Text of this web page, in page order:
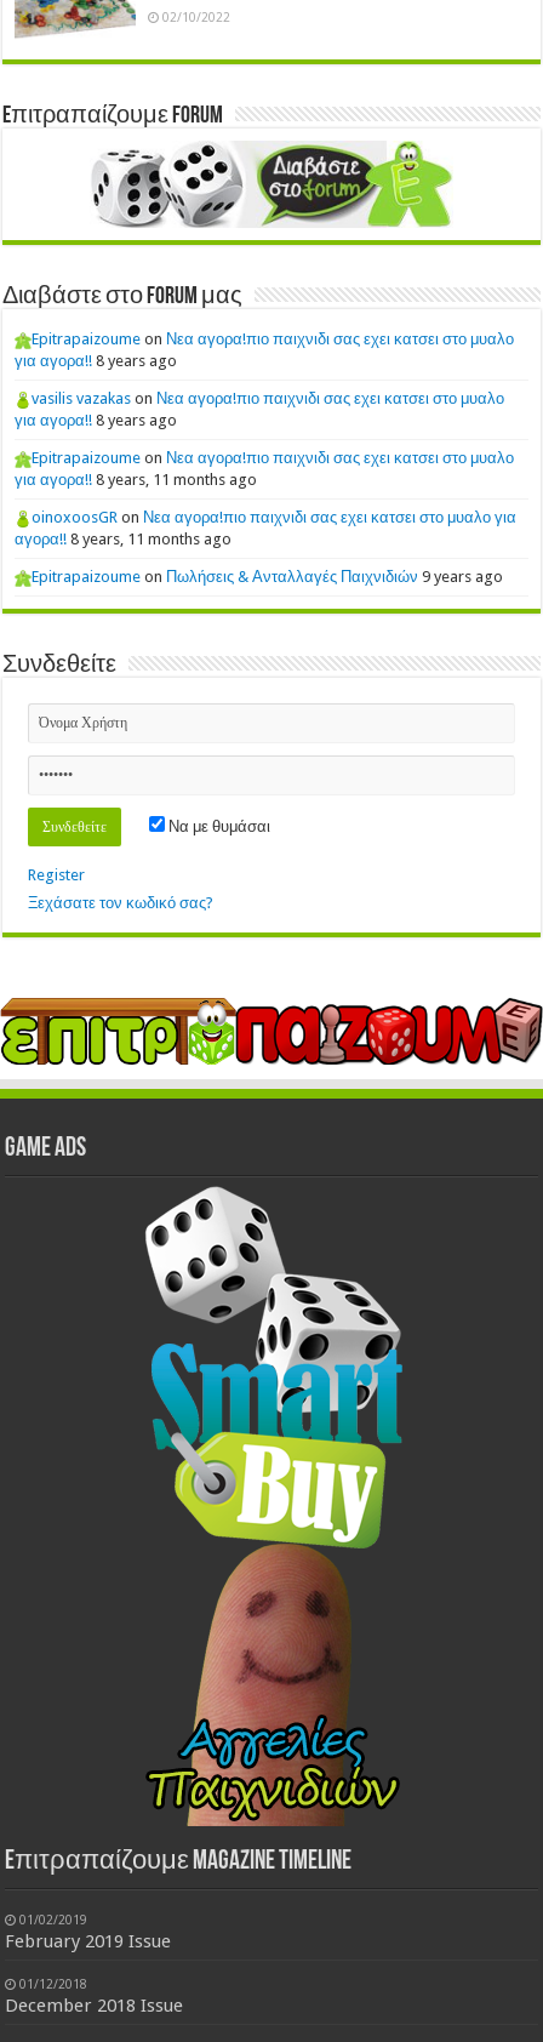
02/10/2022
Eπιτραπαίζουμε Forum
Διαβάστε στο Forum μας
Epitrapaizoume on Νεα αγορα!πιο παιχνιδι σας εχει κατσει στο μυαλο
για αγορα!! 8 years ago
vasilis vazakas on Νεα αγορα!πιο παιχνιδι σας εχει κατσει στο μυαλο
για αγορα!! 8 years ago
Epitrapaizoume on Νεα αγορα!πιο παιχνιδι σας εχει κατσει στο μυαλο
για αγορα!! 8 years, 11 months ago
oinoxoosGR on Νεα αγορα!πιο παιχνιδι σας εχει κατσει στο μυαλο για
αγορα!! 8 years, 11 months ago
Epitrapaizoume on Πωλήσεις & Ανταλλαγές Παιχνιδιών 9 years ago
Συνδεθείτε
Να με θυμάσαι
Register
Ξεχάσατε τον κωδικό σας?
GAME ADS
Eπιτραπαίζουμε Magazine Timeline
01/02/2019
February 2019 Issue
01/12/2018
December 2018 Issue